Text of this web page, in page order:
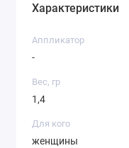
Характеристики
Аппликатор
-
Вес, гр
1,4
Для кого
женщины